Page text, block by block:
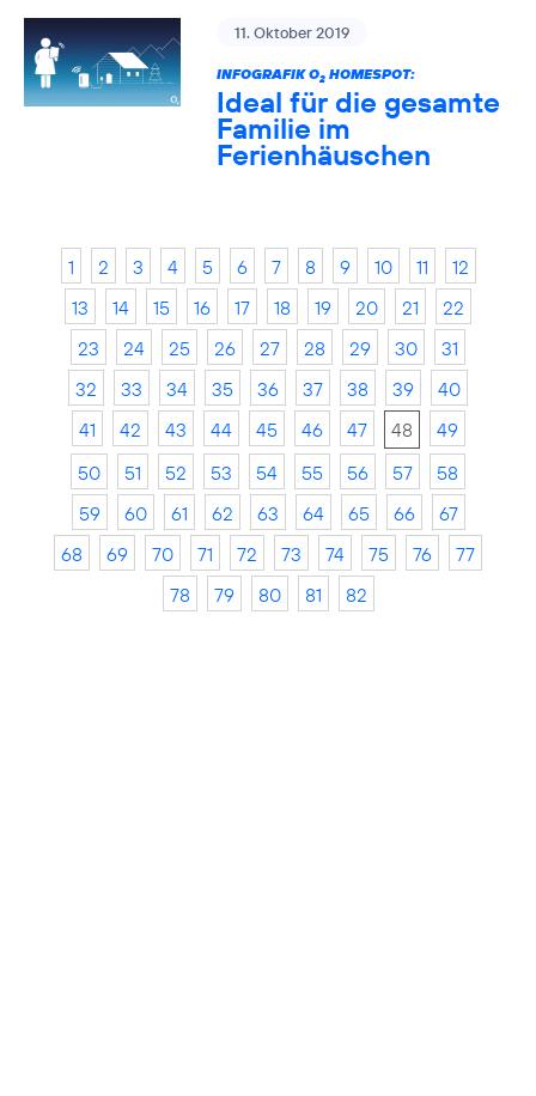
11. Oktober 2019
INFOGRAFIK O2HOMESPOT:
Ideal für die gesamte
Familie im
Ferienhäuschen
1 2 3 4 5 6 7 8 9 10 11
12
13
14 15 16 17 18 19 20 21
22
23
24 25 26 27 28 29 30
31
32
33 34 35 36 37 38 39
40
41
42 43 44 45 46 47 48
49
50
51 52 53 54 55 56 57
58
59
60 61 62 63 64 65 66
67
68
69 70 71 72 73 74 75 76
77
78
79 80 81 82